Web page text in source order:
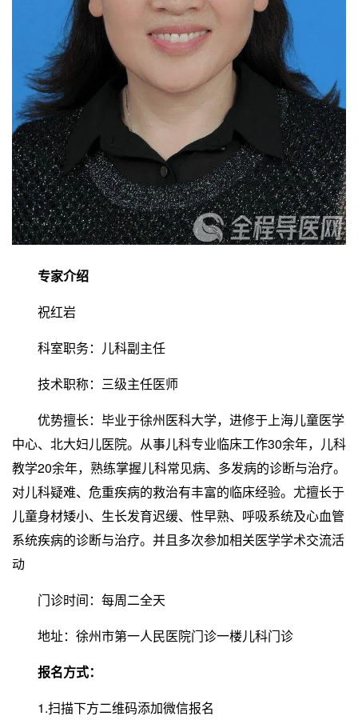
专家介绍
祝红岩
科室职务：儿科副主任
技术职称：三级主任医师
优势擅长：毕业于徐州医科大学，进修于上海儿童医学
中心、北大妇儿医院。从事儿科专业临床工作30余年，儿科
教学20余年，熟练掌握儿科常见病、多发病的诊断与治疗。
对儿科疑难、危重疾病的救治有丰富的临床经验。尤擅长于
儿童身材矮小、生长发育迟缓、性早熟、呼吸系统及心血管
系统疾病的诊断与治疗。并且多次参加相关医学学术交流活
动
门诊时间：每周二全天
地址：徐州市第一人民医院门诊一楼儿科门诊
报名方式：
1.扫描下方二维码添加微信报名